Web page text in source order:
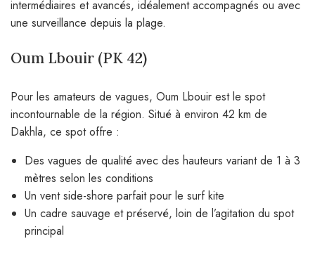
intermédiaires et avancés, idéalement accompagnés ou avec
une surveillance depuis la plage.
Oum Lbouir (PK 42)
Pour les amateurs de vagues, Oum Lbouir est le spot
incontournable de la région. Situé à environ 42 km de
Dakhla, ce spot offre :
Des vagues de qualité avec des hauteurs variant de 1 à 3
mètres selon les conditions
Un vent side-shore parfait pour le surf kite
Un cadre sauvage et préservé, loin de l’agitation du spot
principal